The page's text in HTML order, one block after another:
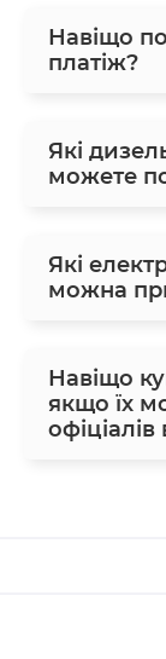
Навіщо
платіж?
Які
можете
Які
можна
Навіщо
якщо їх
офіціалів